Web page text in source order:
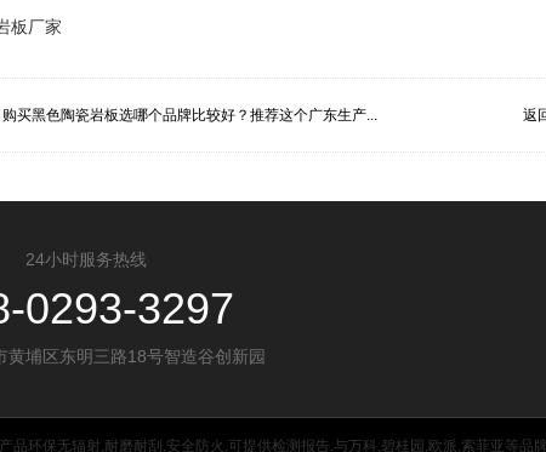
板厂家
购买黑色陶瓷岩板选哪个品牌比较好？推荐这个广东生产... 返
24小时服务热线
0293-3297
黄埔区东明三路18号智造谷创新园
环保无辐射,耐磨耐刮,安全防火,可提供检测报告.与万科,碧桂园,欧派,索菲亚等品